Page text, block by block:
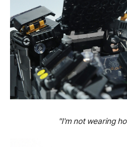
"I'm not wearing